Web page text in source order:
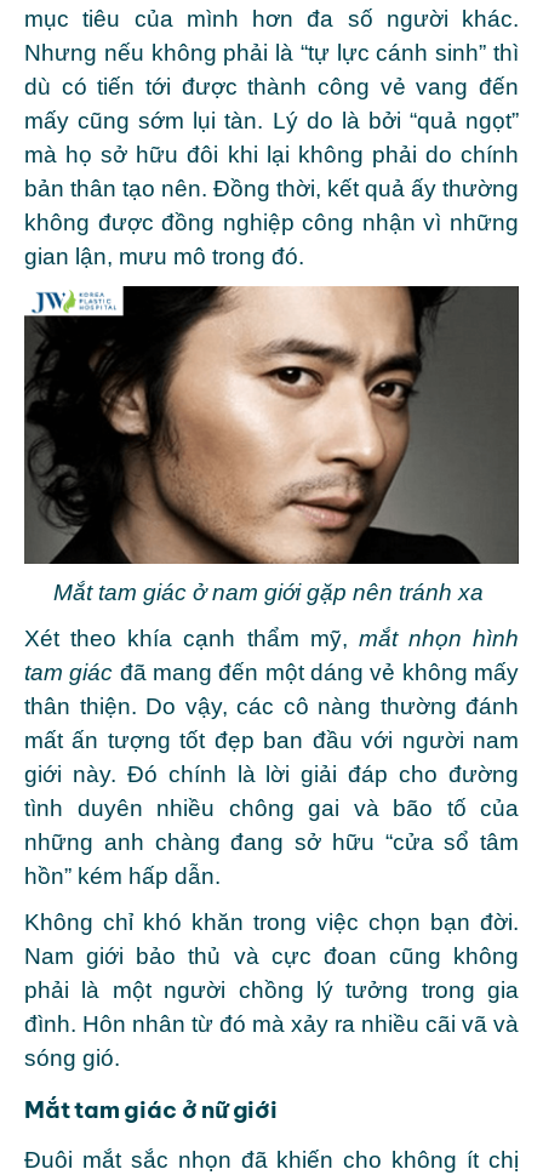
mục tiêu của mình hơn đa số người khác.
Nhưng nếu không phải là “tự lực cánh sinh” thì
dù có tiến tới được thành công vẻ vang đến
mấy cũng sớm lụi tàn. Lý do là bởi “quả ngọt”
mà họ sở hữu đôi khi lại không phải do chính
bản thân tạo nên. Đồng thời, kết quả ấy thường
không được đồng nghiệp công nhận vì những
gian lận, mưu mô trong đó.
Mắt tam giác ở nam giới gặp nên tránh xa
Xét theo khía cạnh thẩm mỹ, mắt nhọn hình
tam giác đã mang đến một dáng vẻ không mấy
thân thiện. Do vậy, các cô nàng thường đánh
mất ấn tượng tốt đẹp ban đầu với người nam
giới này. Đó chính là lời giải đáp cho đường
tình duyên nhiều chông gai và bão tố của
những anh chàng đang sở hữu “cửa sổ tâm
hồn” kém hấp dẫn.
Không chỉ khó khăn trong việc chọn bạn đời.
Nam giới bảo thủ và cực đoan cũng không
phải là một người chồng lý tưởng trong gia
đình. Hôn nhân từ đó mà xảy ra nhiều cãi vã và
sóng gió.
Mắt tam giác ở nữ giới
Đuôi mắt sắc nhọn đã khiến cho không ít chị